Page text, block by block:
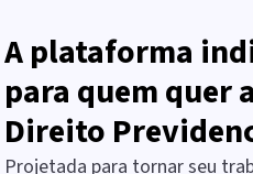
A plataforma
para quem quer
Direito
Projetada para tornar seu